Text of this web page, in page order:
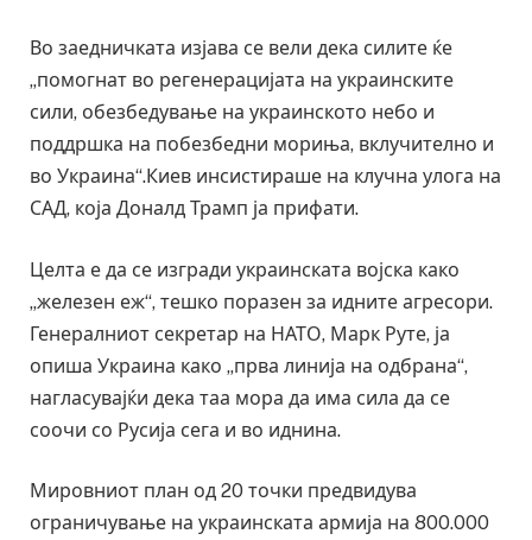
Во заедничката изјава се вели дека силите ќе
„помогнат во регенерацијата на украинските
сили, обезбедување на украинското небо и
поддршка на побезбедни мориња, вклучително и
во Украина“.Киев инсистираше на клучна улога на
САД, која Доналд Трамп ја прифати.
Целта е да се изгради украинската војска како
„железен еж“, тешко поразен за идните агресори.
Генералниот секретар на НАТО, Марк Руте, ја
опиша Украина како „прва линија на одбрана“,
нагласувајќи дека таа мора да има сила да се
соочи со Русија сега и во иднина.
Мировниот план од 20 точки предвидува
ограничување на украинската армија на 800.000